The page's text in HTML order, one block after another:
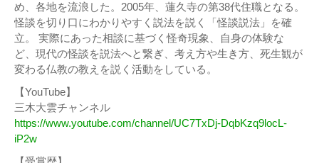
め、各地を流浪した。2005年、蓮久寺の第38代住職となる。
怪談を切り口にわかりやすく説法を説く「怪談説法」を確
立。 実際にあった相談に基づく怪奇現象、自身の体験な
ど、現代の怪談を説法へと繋ぎ、考え方や生き方、死生観が
変わる仏教の教えを説く活動をしている。
【YouTube】
三木大雲チャンネル
https://www.youtube.com/channel/UC7TxDj-DqbKzq9locL-
iP2w